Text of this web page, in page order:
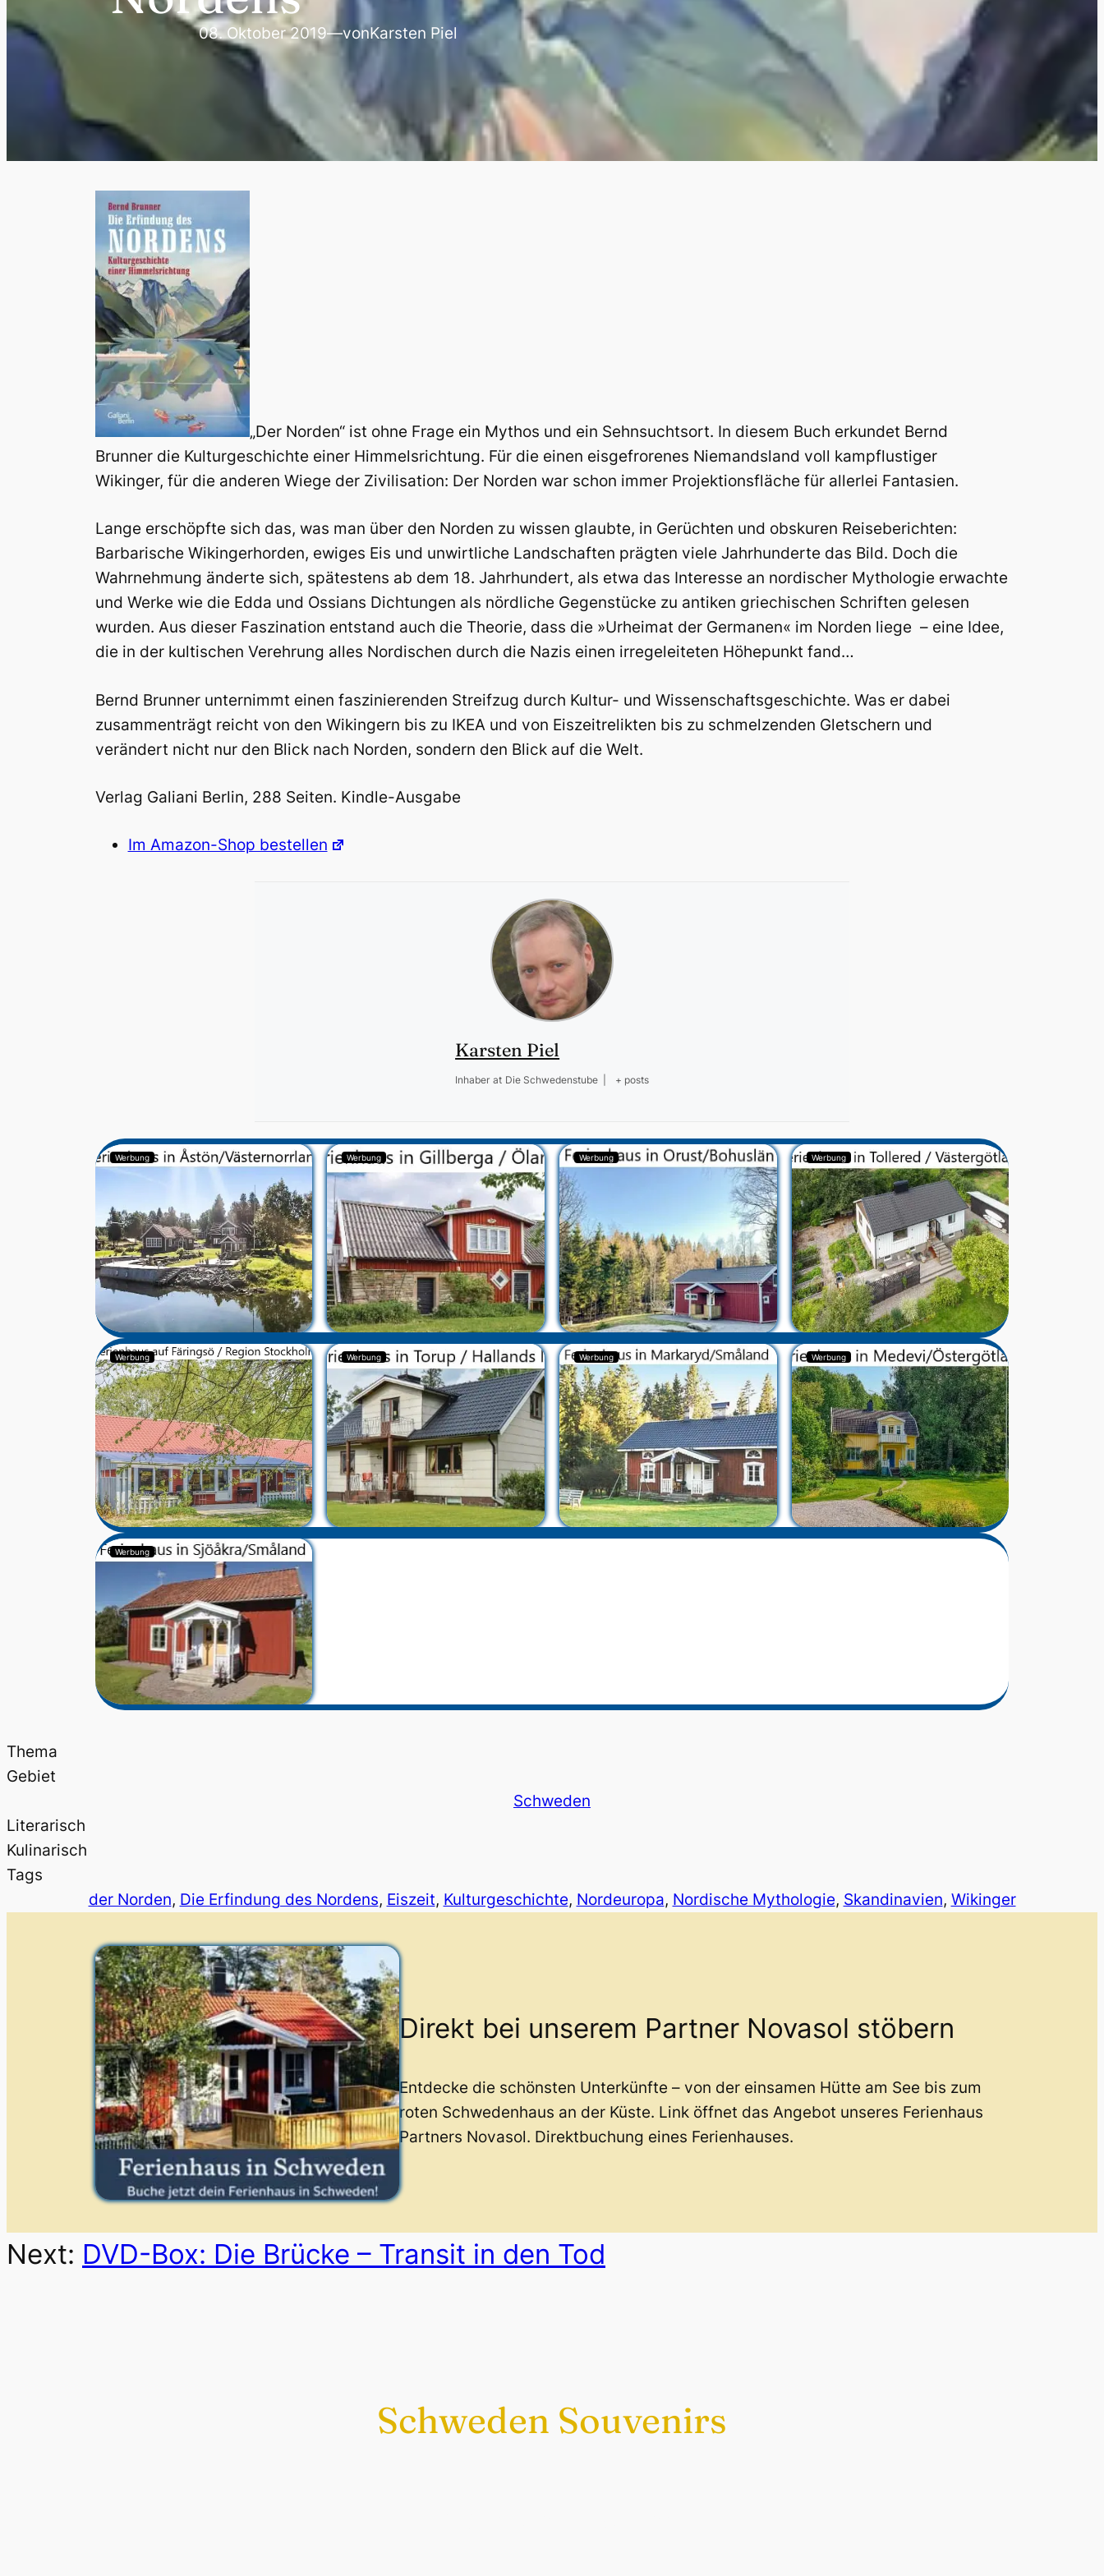
08. Oktober 2019—vonKarsten Piel
„Der Norden“ ist ohne Frage ein Mythos und ein Sehnsuchtsort. In diesem Buch erkundet Bernd
Brunner die Kulturgeschichte einer Himmelsrichtung. Für die einen eisgefrorenes Niemandsland voll kampflustiger
Wikinger, für die anderen Wiege der Zivilisation: Der Norden war schon immer Projektionsfläche für allerlei Fantasien.
Lange erschöpfte sich das, was man über den Norden zu wissen glaubte, in Gerüchten und obskuren Reiseberichten:
Barbarische Wikingerhorden, ewiges Eis und unwirtliche Landschaften prägten viele Jahrhunderte das Bild. Doch die
Wahrnehmung änderte sich, spätestens ab dem 18. Jahrhundert, als etwa das Interesse an nordischer Mythologie erwachte
und Werke wie die Edda und Ossians Dichtungen als nördliche Gegenstücke zu antiken griechischen Schriften gelesen
wurden. Aus dieser Faszination entstand auch die Theorie, dass die »Urheimat der Germanen« im Norden liege – eine Idee,
die in der kultischen Verehrung alles Nordischen durch die Nazis einen irregeleiteten Höhepunkt fand…
Bernd Brunner unternimmt einen faszinierenden Streifzug durch Kultur- und Wissenschaftsgeschichte. Was er dabei
zusammenträgt reicht von den Wikingern bis zu IKEA und von Eiszeitrelikten bis zu schmelzenden Gletschern und
verändert nicht nur den Blick nach Norden, sondern den Blick auf die Welt.
Verlag Galiani Berlin, 288 Seiten. Kindle-Ausgabe
Im Amazon-Shop bestellen
Karsten Piel
Inhaber at Die Schwedenstube + posts
Werbung Werbung Werbung Werbung
Werbung Werbung Werbung Werbung
Werbung
Thema
Gebiet
Schweden
Literarisch
Kulinarisch
Tags
der Norden, Die Erfindung des Nordens, Eiszeit, Kulturgeschichte, Nordeuropa, Nordische Mythologie, Skandinavien, Wikinger
Direkt bei unserem Partner Novasol stöbern
Entdecke die schönsten Unterkünfte – von der einsamen Hütte am See bis zum
roten Schwedenhaus an der Küste. Link öffnet das Angebot unseres Ferienhaus
Partners Novasol. Direktbuchung eines Ferienhauses.
Next: DVD-Box: Die Brücke – Transit in den Tod
Schweden Souvenirs